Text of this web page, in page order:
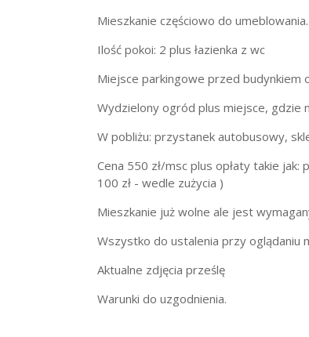
Mieszkanie częściowo do umeblowania.
Ilość pokoi: 2 plus łazienka z wc
Miejsce parkingowe przed budynkiem
Wydzielony ogród plus miejsce, gdzie
W pobliżu: przystanek autobusowy,
Cena 550 zł/msc plus opłaty takie
100 zł - wedle zużycia )
Mieszkanie już wolne ale jest
Wszystko do ustalenia przy oglądaniu
Aktualne zdjęcia prześlę
Warunki do uzgodnienia.